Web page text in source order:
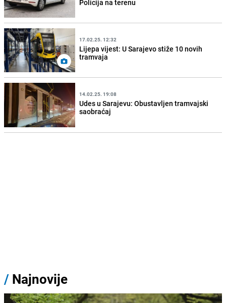
Policija na terenu
17.02.25. 12:32
Lijepa vijest: U Sarajevo stiže 10 novih
tramvaja
14.02.25. 19:08
Udes u Sarajevu: Obustavljen tramvajski
saobraćaj
/ Najnovije